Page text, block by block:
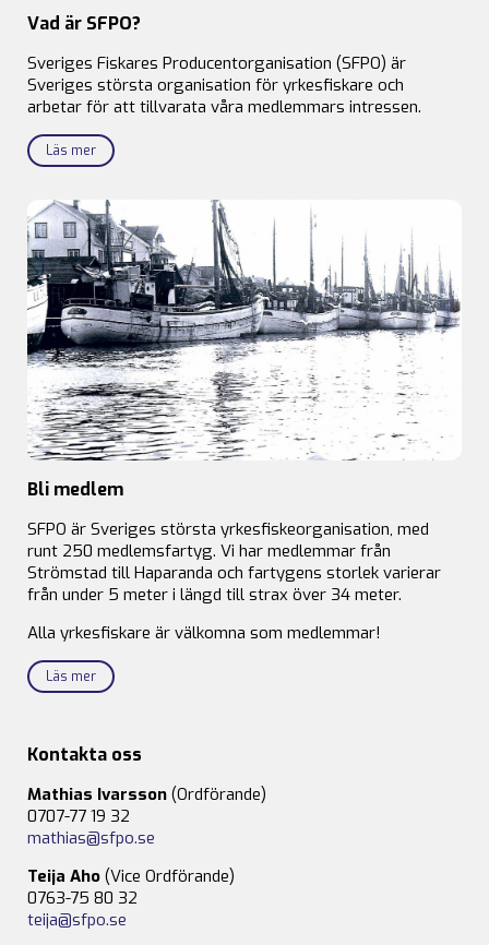
Vad är SFPO?
Sveriges Fiskares Producentorganisation (SFPO) är
Sveriges största organisation för yrkesfiskare och
arbetar för att tillvarata våra medlemmars intressen.
Läs mer
Bli medlem
SFPO är Sveriges största yrkesfiskeorganisation, med
runt 250 medlemsfartyg. Vi har medlemmar från
Strömstad till Haparanda och fartygens storlek varierar
från under 5 meter i längd till strax över 34 meter.
Alla yrkesfiskare är välkomna som medlemmar!
Läs mer
Kontakta oss
Mathias Ivarsson (Ordförande)
0707-77 19 32
mathias@sfpo.se
Teija Aho (Vice Ordförande)
0763-75 80 32
teija@sfpo.se